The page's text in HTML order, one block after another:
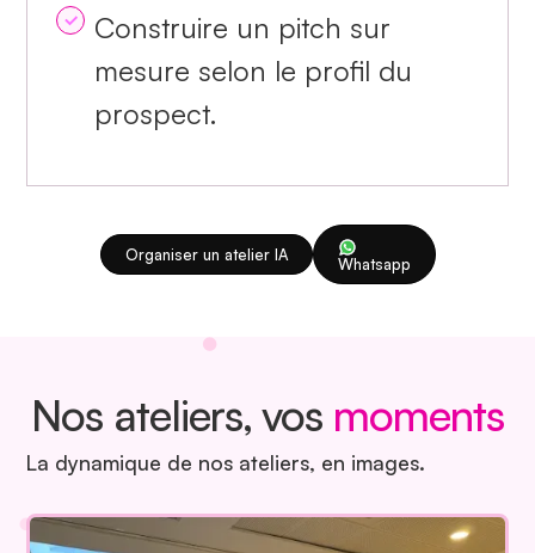
Construire un pitch sur
mesure selon le profil du
prospect.
Organiser un atelier IA Whatsapp
Nos ateliers, vos moments
La dynamique de nos ateliers, en images.